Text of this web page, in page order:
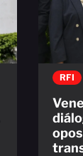
RFI